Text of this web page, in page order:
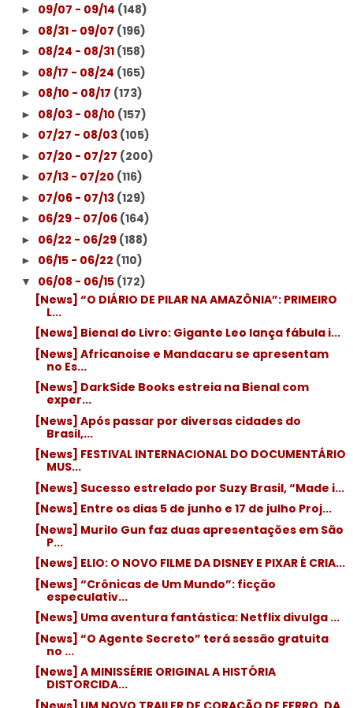
► 09/07 - 09/14 (148)
► 08/31 - 09/07 (196)
► 08/24 - 08/31 (158)
► 08/17 - 08/24 (165)
► 08/10 - 08/17 (173)
► 08/03 - 08/10 (157)
► 07/27 - 08/03 (105)
► 07/20 - 07/27 (200)
► 07/13 - 07/20 (116)
► 07/06 - 07/13 (129)
► 06/29 - 07/06 (164)
► 06/22 - 06/29 (188)
► 06/15 - 06/22 (110)
▼ 06/08 - 06/15 (172)
[News] “O DIÁRIO DE PILAR NA AMAZÔNIA”: PRIMEIRO
L...
[News] Bienal do Livro: Gigante Leo lança fábula i...
[News] Africanoise e Mandacaru se apresentam
no Es...
[News] DarkSide Books estreia na Bienal com
exper...
[News] Após passar por diversas cidades do
Brasil,...
[News] FESTIVAL INTERNACIONAL DO DOCUMENTÁRIO
MUS...
[News] Sucesso estrelado por Suzy Brasil, “Made i...
[News] Entre os dias 5 de junho e 17 de julho Proj...
[News] Murilo Gun faz duas apresentações em São
P...
[News] ELIO: O NOVO FILME DA DISNEY E PIXAR É CRIA...
[News] “Crônicas de Um Mundo”: ficção
especulativ...
[News] Uma aventura fantástica: Netflix divulga ...
[News] “O Agente Secreto” terá sessão gratuita
no ...
[News] A MINISSÉRIE ORIGINAL A HISTÓRIA
DISTORCIDA...